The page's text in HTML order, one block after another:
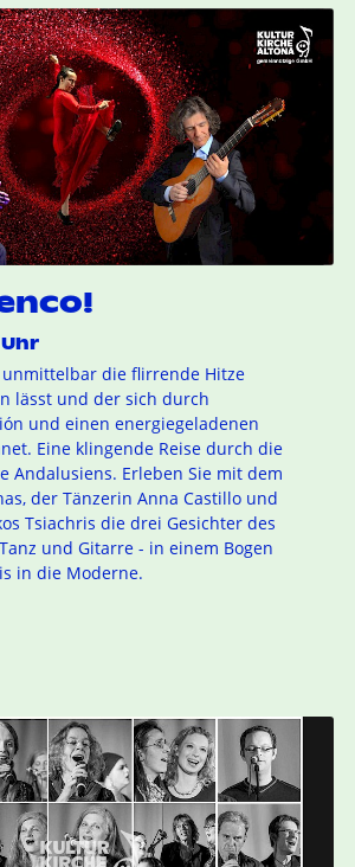
Uhr
unmittelbar die flirrende Hitze
lässt und der sich durch
und einen energiegeladenen
Eine klingende Reise durch die
Andalusiens. Erleben Sie mit dem
der Tänzerin Anna Castillo und
Tsiachris die drei Gesichter des
und Gitarre - in einem Bogen
in die Moderne.